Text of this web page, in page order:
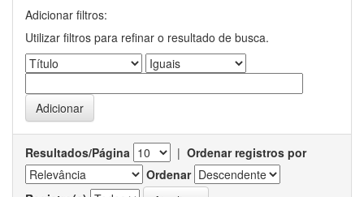
Adicionar filtros:
Utilizar filtros para refinar o resultado de busca.
Resultados/Página | Ordenar registros por
Ordenar